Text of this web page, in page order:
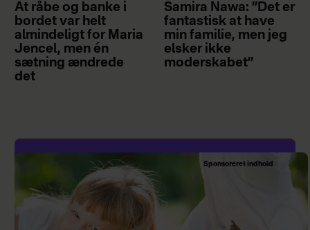
At råbe og banke i
bordet var helt
almindeligt for Maria
Jencel, men én
sætning ændrede
det
Samira Nawa: ”Det er
fantastisk at have
min familie, men jeg
elsker ikke
moderskabet”
Sponsoreret indhold